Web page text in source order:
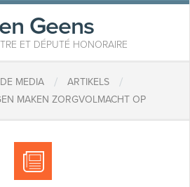
Geens
ET DÉPUTÉ HONORAIRE
MEDIA / ARTIKELS /
MAKEN ZORGVOLMACHT OP